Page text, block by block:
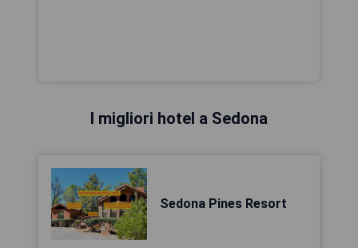
I migliori hotel a Sedona
Sedona Pines Resort